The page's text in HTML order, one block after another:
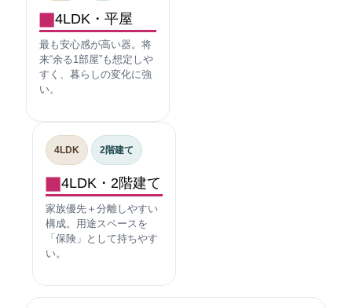
4LDK・平屋
最も安心感が高い器。将
来“余る1部屋”も想定しや
すく、暮らしの変化に強
い。
4LDK 2階建て
4LDK・2階建て
家族優先＋分離しやすい
構成。用途スペースを
「保険」として持ちやす
い。